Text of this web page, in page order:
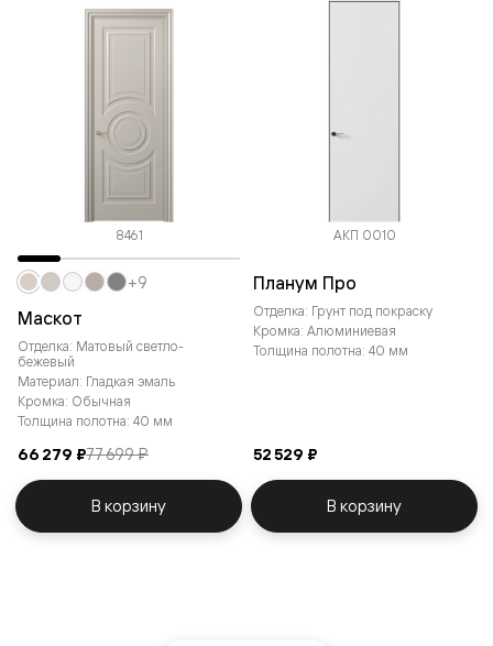
8461
Маскот
Отделка: Матовый светло-
бежевый
Материал: Гладкая эмаль
Кромка: Обычная
Толщина полотна: 40 мм
66 279 ₽77 699 ₽
+9
В корзину
АКП 0010
Планум Про
Отделка: Грунт под покраску
Кромка: Алюминиевая
Толщина полотна: 40 мм
52 529 ₽
В корзину